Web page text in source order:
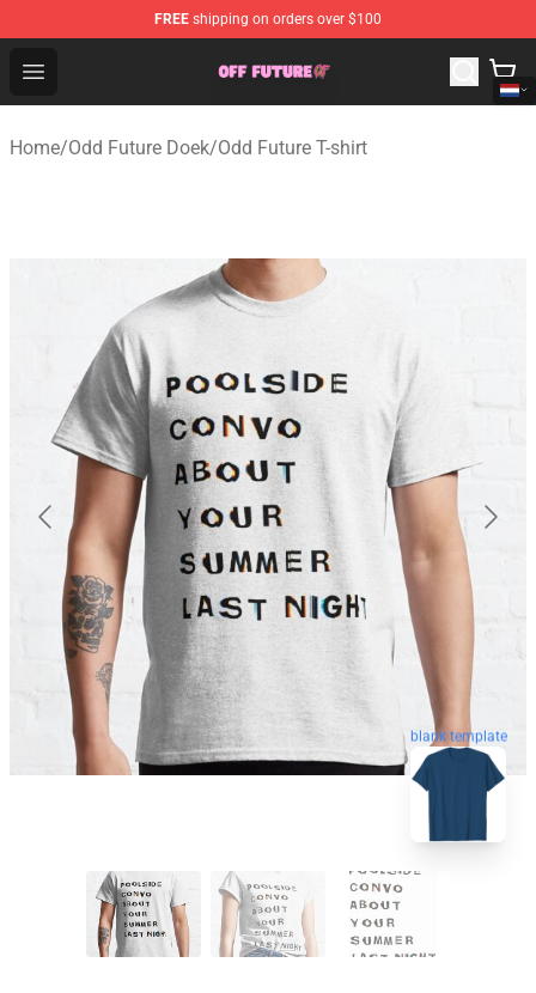
FREE shipping on orders over $100
Open menu
Odd Future Store - Official Odd Future Merchandise Shop
Home/Odd Future Doek/Odd Future T-shirt
blank template